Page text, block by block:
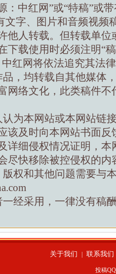
：中红网”或“特稿”或
文字、图片和音频视频
他人转载。但转载单位
下载使用时必须注明“
红网将依法追究其法
，均转载自其他媒体
网络文化，此类稿件不
为本网站或本网站链
该及时向本网站书面反
详细侵权情况证明，本
尽快移除被控侵权的内
权和其他问题需要与
经采用，一律没有稿
关于我们 联系我们
投稿